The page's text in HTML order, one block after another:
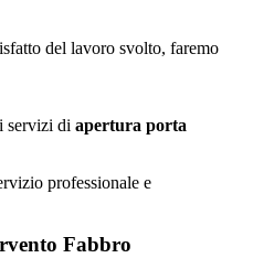
del lavoro svolto, faremo
servizi di apertura porta
professionale e
Fabbro